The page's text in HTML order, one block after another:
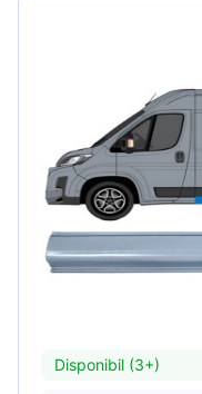
Disponibil (3+)